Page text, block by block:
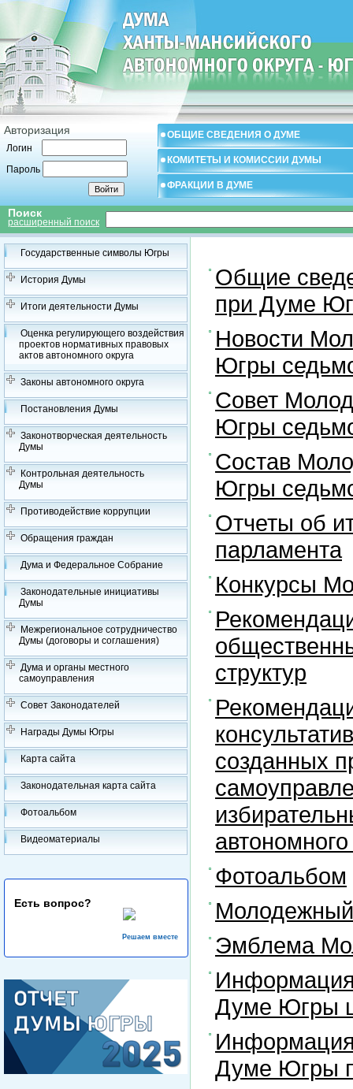
Авторизация
Логин
Пароль
ОБЩИЕ СВЕДЕНИЯ О ДУМЕ
КОМИТЕТЫ И КОМИССИИ ДУМЫ
ФРАКЦИИ В ДУМЕ
Поиск
расширенный поиск
Государственные символы Югры
История Думы
Итоги деятельности Думы
Оценка регулирующего воздействия
проектов нормативных правовых
актов автономного округа
Законы автономного округа
Постановления Думы
Законотворческая деятельность
Думы
Контрольная деятельность
Думы
Противодействие коррупции
Обращения граждан
Дума и Федеральное Собрание
Законодательные инициативы
Думы
Межрегиональное сотрудничество
Думы (договоры и соглашения)
Дума и органы местного
самоуправления
Совет Законодателей
Награды Думы Югры
Карта сайта
Законодательная карта сайта
Фотоальбом
Видеоматериалы
Есть вопрос?
Решаем вместе
Общие
при Думе
Новости
Югры
Совет
Югры
Состав
Югры
Отчеты об
парламента
Конкурсы
структур
созданных
Фотоальбом
Молодежный
Эмблема
Думе Югры
Думе Югры